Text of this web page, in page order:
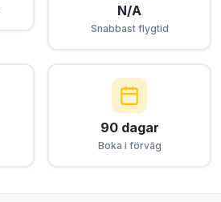
N/A
Snabbast flygtid
90 dagar
Boka i förväg